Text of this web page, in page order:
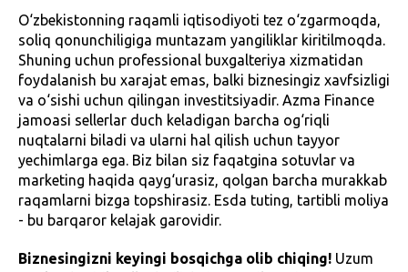
O‘zbekistonning raqamli iqtisodiyoti tez o‘zgarmoqda,
soliq qonunchiligiga muntazam yangiliklar kiritilmoqda.
Shuning uchun professional buxgalteriya xizmatidan
foydalanish bu xarajat emas, balki biznesingiz xavfsizligi
va o‘sishi uchun qilingan investitsiyadir. Azma Finance
jamoasi sellerlar duch keladigan barcha og‘riqli
nuqtalarni biladi va ularni hal qilish uchun tayyor
yechimlarga ega. Biz bilan siz faqatgina sotuvlar va
marketing haqida qayg‘urasiz, qolgan barcha murakkab
raqamlarni bizga topshirasiz. Esda tuting, tartibli moliya
- bu barqaror kelajak garovidir.
Biznesingizni keyingi bosqichga olib chiqing! Uzum